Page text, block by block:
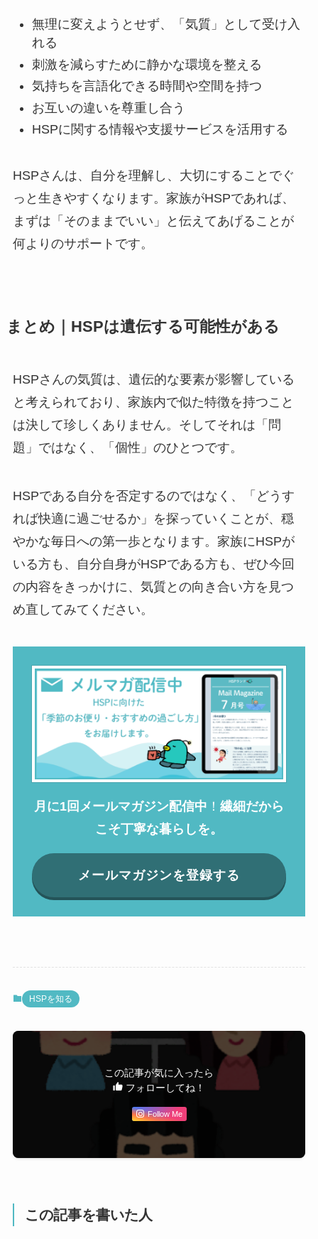
無理に変えようとせず、「気質」として受け入
れる
刺激を減らすために静かな環境を整える
気持ちを言語化できる時間や空間を持つ
お互いの違いを尊重し合う
HSPに関する情報や支援サービスを活用する
HSPさんは、自分を理解し、大切にすることでぐ
っと生きやすくなります。家族がHSPであれば、
まずは「そのままでいい」と伝えてあげることが
何よりのサポートです。
まとめ｜HSPは遺伝する可能性がある
HSPさんの気質は、遺伝的な要素が影響している
と考えられており、家族内で似た特徴を持つこと
は決して珍しくありません。そしてそれは「問
題」ではなく、「個性」のひとつです。
HSPである自分を否定するのではなく、「どうす
れば快適に過ごせるか」を探っていくことが、穏
やかな毎日への第一歩となります。家族にHSPが
いる方も、自分自身がHSPである方も、ぜひ今回
の内容をきっかけに、気質との向き合い方を見つ
め直してみてください。
月に1回メールマガジン配信中 ！ 繊細だから
こそ丁寧な暮らしを。
メールマガジンを登録する
HSPを知る
この記事が気に入ったら
フォローしてね！
Follow Me
この記事を書いた人